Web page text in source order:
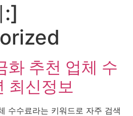
:]
화 추천 업체 수
최신정보
수수료라는 키워드로 자주 검색